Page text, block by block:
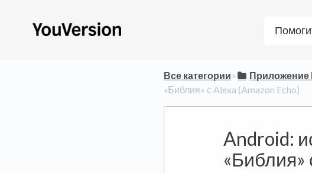
Все категории​>​ ​Приложение
«Библия» с Alexa (Amazon Echo)
Android:
«Библия»